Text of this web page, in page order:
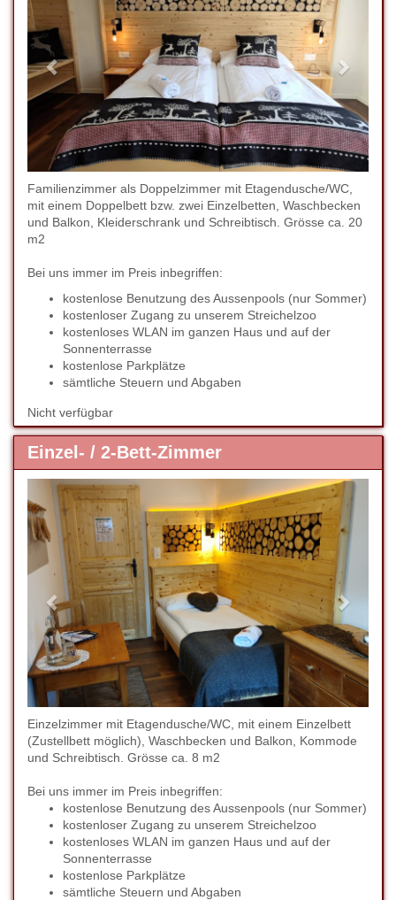
Familienzimmer als Doppelzimmer mit Etagendusche/WC,
mit einem Doppelbett bzw. zwei Einzelbetten, Waschbecken
und Balkon, Kleiderschrank und Schreibtisch. Grösse ca. 20
m2
Bei uns immer im Preis inbegriffen:
kostenlose Benutzung des Aussenpools (nur Sommer)
kostenloser Zugang zu unserem Streichelzoo
kostenloses WLAN im ganzen Haus und auf der
Sonnenterrasse
kostenlose Parkplätze
sämtliche Steuern und Abgaben
Nicht verfügbar
Einzel- / 2-Bett-Zimmer
Previous
Next
Einzelzimmer mit Etagendusche/WC, mit einem Einzelbett
(Zustellbett möglich), Waschbecken und Balkon, Kommode
und Schreibtisch. Grösse ca. 8 m2
Bei uns immer im Preis inbegriffen:
kostenlose Benutzung des Aussenpools (nur Sommer)
kostenloser Zugang zu unserem Streichelzoo
kostenloses WLAN im ganzen Haus und auf der
Sonnenterrasse
kostenlose Parkplätze
sämtliche Steuern und Abgaben